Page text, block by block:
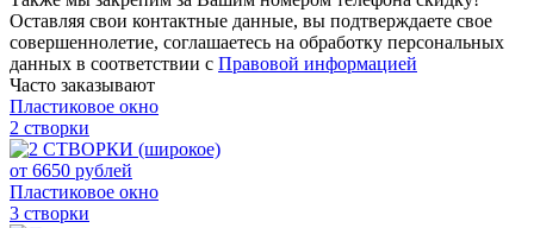
Оставляя свои контактные данные, вы подтверждаете свое
совершеннолетие, соглашаетесь на обработку персональных
данных в соответствии с Правовой информацией
Часто заказывают
Пластиковое окно
2 створки
от 6650 рублей
Пластиковое окно
3 створки